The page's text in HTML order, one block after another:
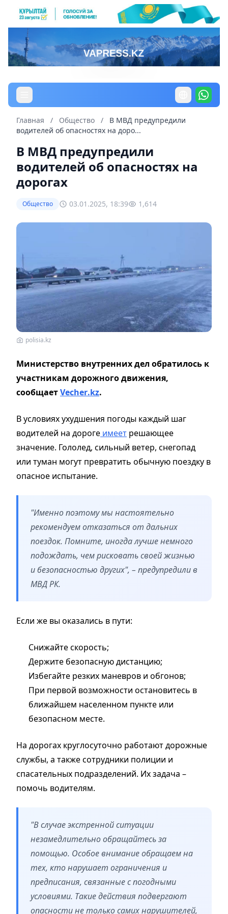
Главная / Общество /
В МВД предупредили
водителей об опасностях на доро...
В МВД предупредили
водителей об опасностях на
дорогах
Общество 03.01.2025, 18:39 1,614
polisia.kz
Министерство внутренних дел обратилось к
участникам дорожного движения,
сообщаетVecher.kz.
В условиях ухудшения погоды каждый шаг
водителей на дороге имеет решающее
значение. Гололед, сильный ветер, снегопад
или туман могут превратить обычную поездку в
опасное испытание.
"Именно поэтому мы настоятельно
рекомендуем отказаться от дальних
поездок. Помните, иногда лучше немного
подождать, чем рисковать своей жизнью
и безопасностью других", – предупредили в
МВД РК.
Если же вы оказались в пути:
Снижайте скорость;
Держите безопасную дистанцию;
Избегайте резких маневров и обгонов;
При первой возможности остановитесь в
ближайшем населенном пункте или
безопасном месте.
На дорогах круглосуточно работают дорожные
службы, а также сотрудники полиции и
спасательных подразделений. Их задача –
помочь водителям.
"В случае экстренной ситуации
незамедлительно обращайтесь за
помощью. Особое внимание обращаем на
тех, кто нарушает ограничения и
предписания, связанные с погодными
условиями. Такие действия подвергают
опасности не только самих нарушителей,